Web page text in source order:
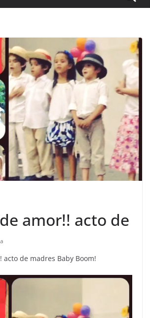
amor!! acto de
acto de madres Baby Boom!